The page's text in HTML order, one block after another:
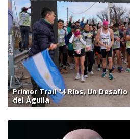
Primer Trail "4 Ríos, Un
del Águila